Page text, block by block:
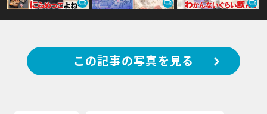
この記事の写真を見る